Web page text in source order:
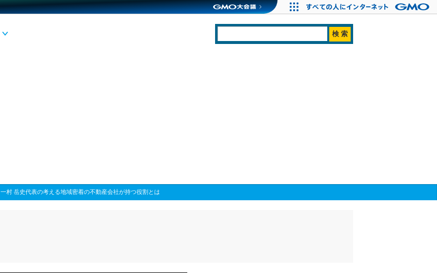
一村 岳史代表の考える地域密着の不動産会社が持つ役割とは